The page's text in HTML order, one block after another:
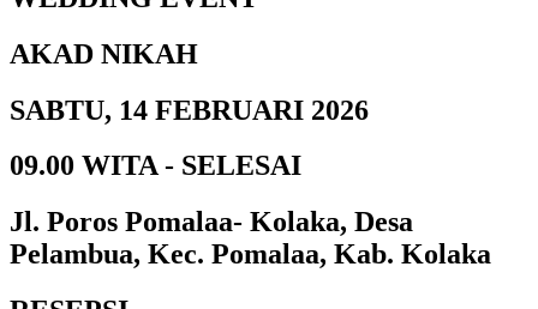
AKAD NIKAH
SABTU, 14 FEBRUARI 2026
09.00 WITA - SELESAI
Jl. Poros Pomalaa- Kolaka, Desa
Pelambua, Kec. Pomalaa, Kab. Kolaka